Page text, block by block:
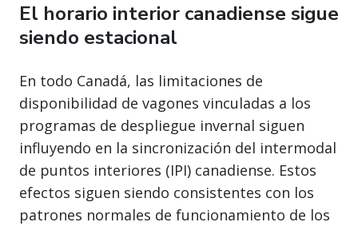
El horario interior canadiense sigue
siendo estacional
En todo Canadá, las limitaciones de
disponibilidad de vagones vinculadas a los
programas de despliegue invernal siguen
influyendo en la sincronización del intermodal
de puntos interiores (IPI) canadiense. Estos
efectos siguen siendo consistentes con los
patrones normales de funcionamiento de los